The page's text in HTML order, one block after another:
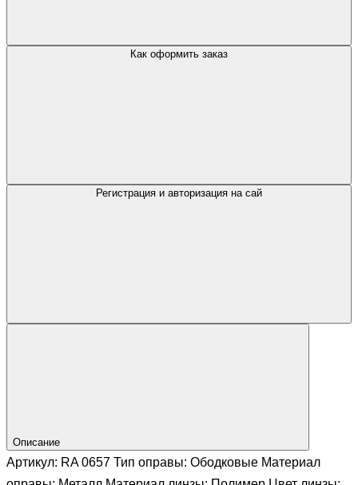
Как оформить заказ
Регистрация и авторизация на сай
Описание
Артикул: RA 0657 Тип оправы: Ободковые Материал